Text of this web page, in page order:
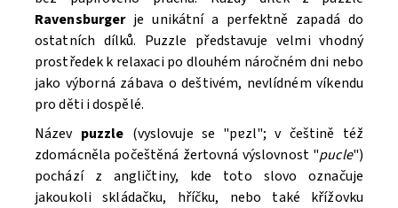
Ravensburgerje unikátní a perfektně zapadá do
ostatních dílků. Puzzle představuje velmi vhodný
prostředek k relaxaci po dlouhém náročném dni nebo
jako výborná zábava o deštivém, nevlídném víkendu
pro děti i dospělé.
Název puzzle (vyslovuje se "pɐzl"; v češtině též
zdomácněla počeštěná žertovná výslovnost "pucle")
pochází z angličtiny, kde toto slovo označuje
jakoukoli skládačku, hříčku, nebo také křížovku